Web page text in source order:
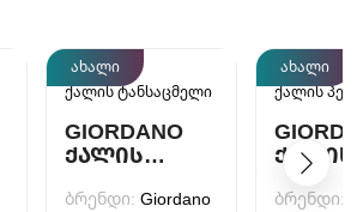
ახალი
ქალის ტანსაცმელი
GIORDANO
ᲥᲐᲚᲘᲡ
ბრენდი: Giordano
ახალი
ქალის
ᲥᲐᲚᲘᲡ
ბრენდი: